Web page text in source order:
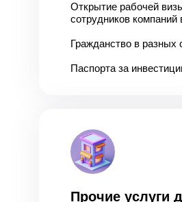
Открытие рабочей
сотрудников
Гражданство в разных
Паспорта за
Прочие услуги